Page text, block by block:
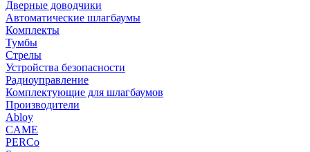
Дверные доводчики
Автоматические шлагбаумы
Комплекты
Тумбы
Стрелы
Устройства безопасности
Радиоуправление
Комплектующие для шлагбаумов
Производители
Abloy
CAME
PERCo